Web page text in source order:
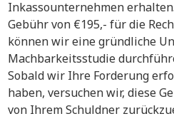
Inkassounternehmen
Gebühr von €195,- für die
können wir eine gründliche
Machbarkeitsstudie
Sobald wir Ihre Forderung
haben, versuchen wir, diese
von Ihrem Schuldner